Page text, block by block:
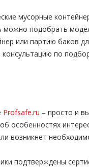
мусорные
можно подобрать
или партию баков
консультацию по
Profsafe.ru – просто и
особенностях
возникнет
подтверждены